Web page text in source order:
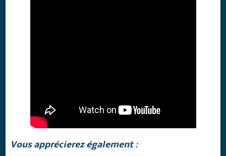
Vous apprécierez également :